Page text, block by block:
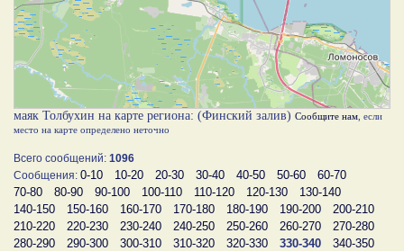
маяк Толбухин на карте региона: (Финский залив) Сообщите нам , если
место на карте определено неточно
Всего сообщений: 1096
Сообщения: 0-10 10-20 20-30 30-40 40-50 50-60
60-70
70-80
80-90 90-100 100-110 110-120 120-130
130-140
140-150
150-160 160-170 170-180 180-190 190-200
200-210
210-220
220-230 230-240 240-250 250-260 260-270
270-280
280-290
290-300 300-310 310-320 320-330 330-340
340-350